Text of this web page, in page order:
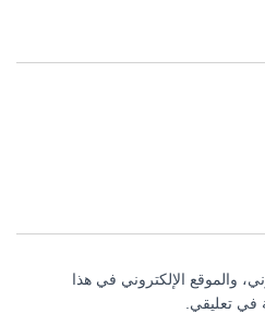
والموقع الإلكتروني في هذا
في تعليقي.